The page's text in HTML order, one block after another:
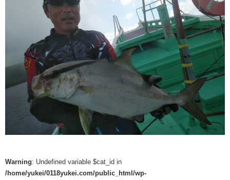
Warning: Undefined variable $cat_id in
/home/yukei/0118yukei.com/public_html/wp-